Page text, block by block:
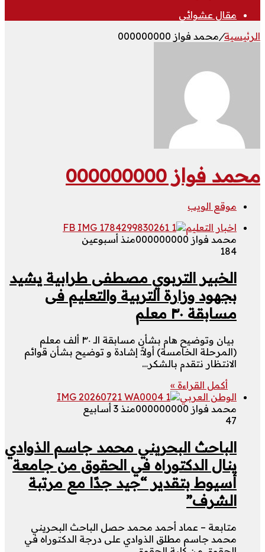
مقال عشوائي
الرئيسية/محمد فواز 000000000
محمد فواز 000000000
موقع الويب
اخبار التعليم
محمد فواز 000000000
منذ أسبوعين
184
الخبير التربوي مصطفى طرابية يشيد
بجهود وزارة التربية والتعليم فى
مسابقة ٣٠ معلم
بيان وتوضيح هام بشأن مسابقة الـ ٣٠ ألف معلم
(المرحلة الخامسة) أولاً: إشادة و توضيح بشأن قوائم
الانتظار نتقدم بالشكر…
أكمل القراءة »
الوطن العربي
محمد فواز 000000000
منذ 3 أسابيع
47
الباحث البحريني محمد جاسم الذوادي
ينال الدكتوراه في الحقوق من جامعة
أسيوط بتقدير “جيد جدًا مع مرتبة
الشرف”
متابعة – عماد أحمد محمد حصل الباحث البحريني
محمد جاسم مطلق الذوادي على درجة الدكتوراه في